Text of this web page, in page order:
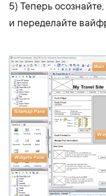
5) Теперь
и переделайте